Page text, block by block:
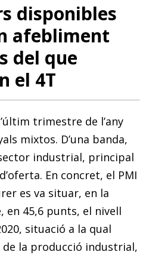
disponibles
afebliment
del que
el 4T
trimestre de l’any
mixtos. D’una banda,
industrial, principal
En concret, el PMI
es va situar, en la
45,6 punts, el nivell
situació a la qual
de la producció industrial,